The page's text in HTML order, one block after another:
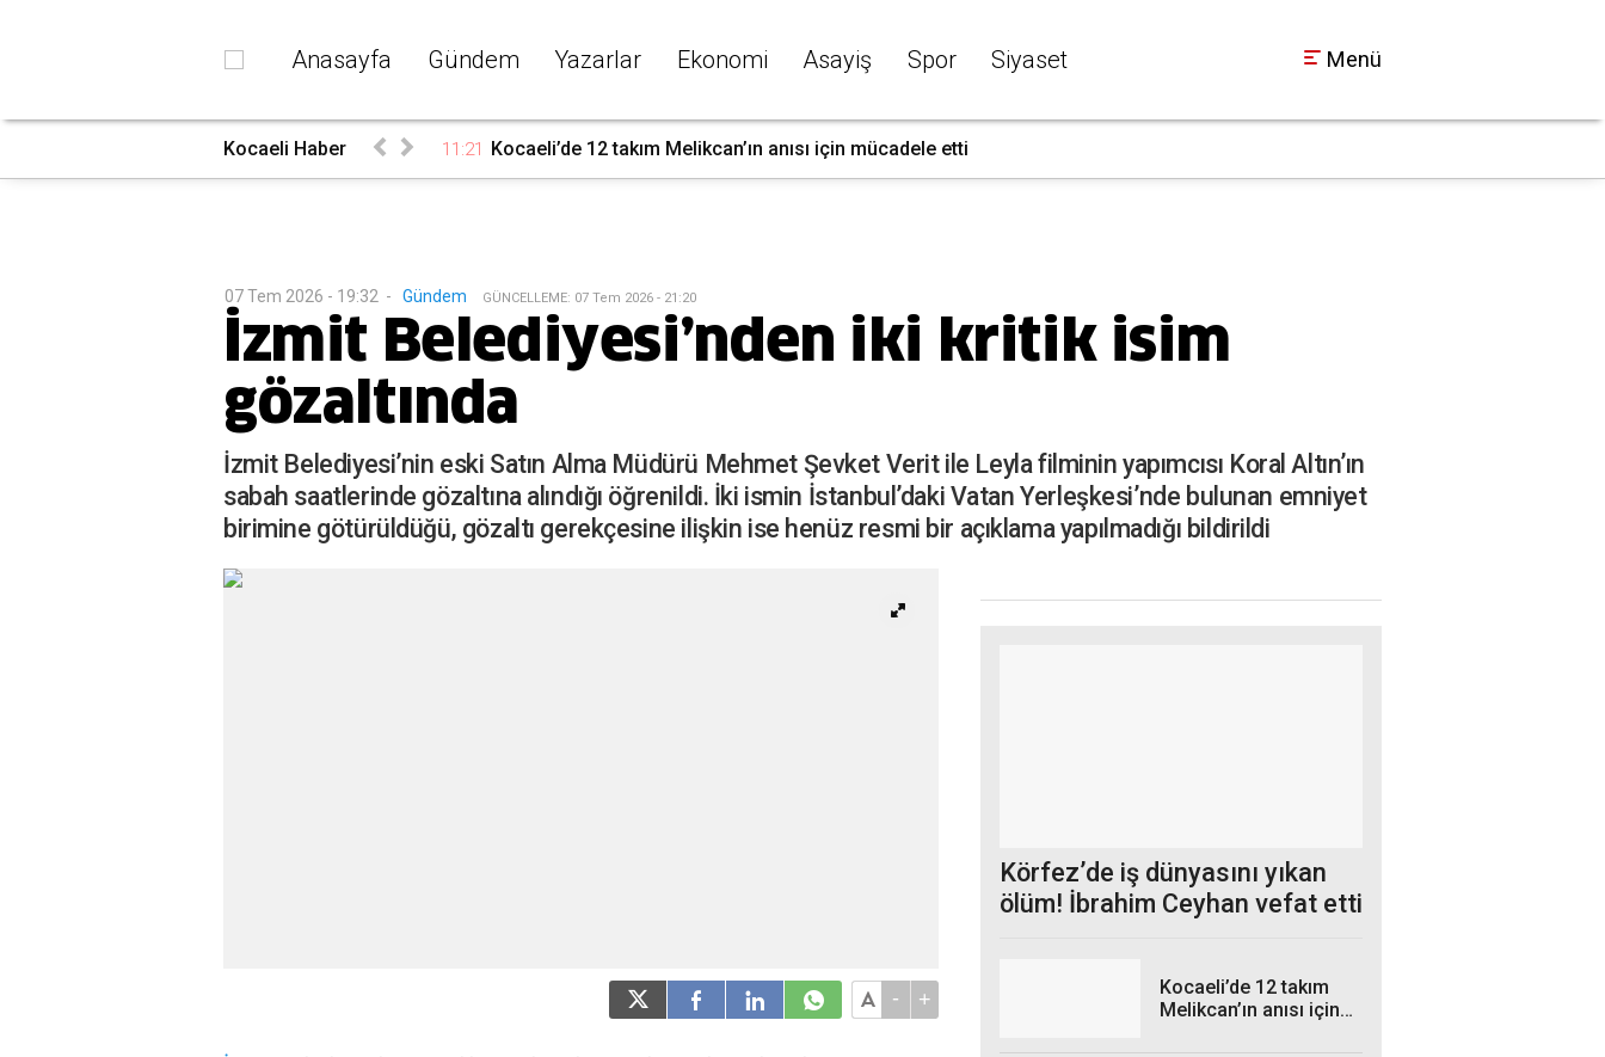
Anasayfa Gündem Yazarlar Ekonomi Asayiş Spor Siyaset Menü
Kocaeli Haber 11:21 Kocaeli’de 12 takım Melikcan’ın anısı için mücadele etti
07 Tem 2026 - 19:32 - Gündem GÜNCELLEME: 07 Tem 2026 - 21:20
İzmit Belediyesi’nden iki kritik isim
gözaltında
İzmit Belediyesi’nin eski Satın Alma Müdürü Mehmet Şevket Verit ile Leyla filminin yapımcısı Koral Altın’ın
sabah saatlerinde gözaltına alındığı öğrenildi. İki ismin İstanbul’daki Vatan Yerleşkesi’nde bulunan emniyet
birimine götürüldüğü, gözaltı gerekçesine ilişkin ise henüz resmi bir açıklama yapılmadığı bildirildi
- +
Körfez’de iş dünyasını yıkan
ölüm! İbrahim Ceyhan vefat etti
Kocaeli’de 12 takım
Melikcan’ın anısı için